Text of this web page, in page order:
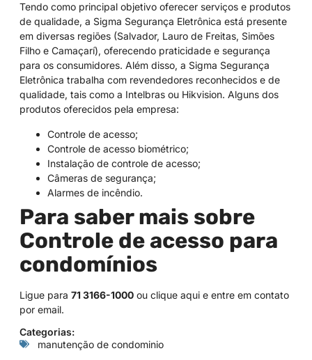
Tendo como principal objetivo oferecer serviços e produtos
de qualidade, a Sigma Segurança Eletrônica está presente
em diversas regiões (Salvador, Lauro de Freitas, Simões
Filho e Camaçarí), oferecendo praticidade e segurança
para os consumidores. Além disso, a Sigma Segurança
Eletrônica trabalha com revendedores reconhecidos e de
qualidade, tais como a Intelbras ou Hikvision. Alguns dos
produtos oferecidos pela empresa:
Controle de acesso;
Controle de acesso biométrico;
Instalação de controle de acesso;
Câmeras de segurança;
Alarmes de incêndio.
Para saber mais sobre
Controle de acesso para
condomínios
Ligue para 71 3166-1000 ou clique aqui e entre em contato
por email.
Categorias:
manutenção de condominio